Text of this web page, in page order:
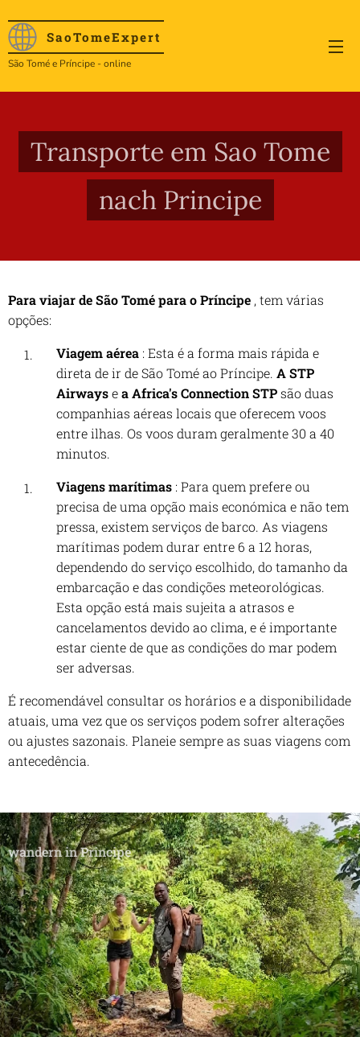
SaoTomeExpert
São Tomé e Príncipe - online
Transporte em Sao Tome
nach Principe
Para viajar de São Tomé para o Príncipe , tem várias
opções:
Viagem aérea : Esta é a forma mais rápida e
direta de ir de São Tomé ao Príncipe. A STP
Airwaysea Africa's Connection STPsão duas
companhias aéreas locais que oferecem voos
entre ilhas. Os voos duram geralmente 30 a 40
minutos.
Viagens marítimas : Para quem prefere ou
precisa de uma opção mais económica e não tem
pressa, existem serviços de barco. As viagens
marítimas podem durar entre 6 a 12 horas,
dependendo do serviço escolhido, do tamanho da
embarcação e das condições meteorológicas.
Esta opção está mais sujeita a atrasos e
cancelamentos devido ao clima, e é importante
estar ciente de que as condições do mar podem
ser adversas.
É recomendável consultar os horários e a disponibilidade
atuais, uma vez que os serviços podem sofrer alterações
ou ajustes sazonais. Planeie sempre as suas viagens com
antecedência.
wandern in Principe